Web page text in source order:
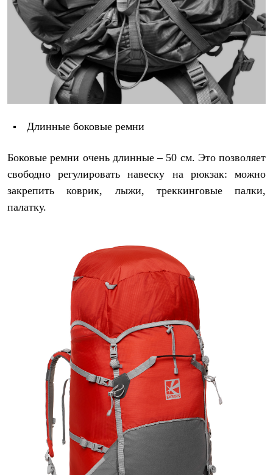
Длинные боковые ремни
Боковые ремни очень длинные – 50 см. Это позволяет
свободно регулировать навеску на рюкзак: можно
закрепить коврик, лыжи, треккинговые палки,
палатку.